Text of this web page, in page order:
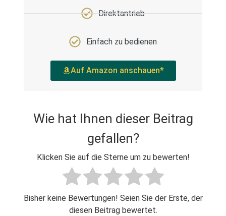
Direktantrieb
Einfach zu bedienen
Auf Amazon anschauen*
Wie hat Ihnen dieser Beitrag
gefallen?
Klicken Sie auf die Sterne um zu bewerten!
Bisher keine Bewertungen! Seien Sie der Erste, der
diesen Beitrag bewertet.